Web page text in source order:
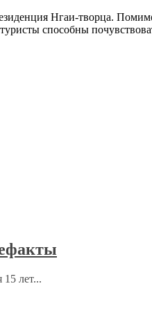
Нгаи-творца.
способны
15 лет...